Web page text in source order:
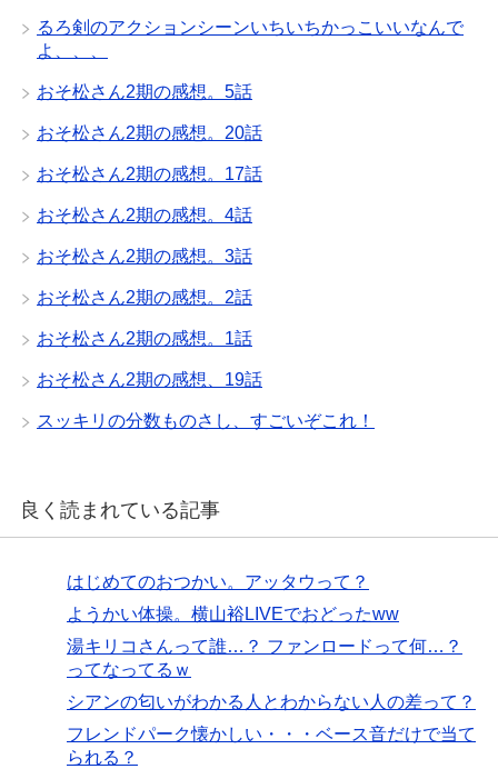
るろ剣のアクションシーンいちいちかっこいいなんで
よ、、、
おそ松さん2期の感想。5話
おそ松さん2期の感想。20話
おそ松さん2期の感想。17話
おそ松さん2期の感想。4話
おそ松さん2期の感想。3話
おそ松さん2期の感想。2話
おそ松さん2期の感想。1話
おそ松さん2期の感想、19話
スッキリの分数ものさし、すごいぞこれ！
良く読まれている記事
はじめてのおつかい。アッタウって？
ようかい体操。横山裕LIVEでおどったww
湯キリコさんって誰…？ ファンロードって何…？
ってなってるｗ
シアンの匂いがわかる人とわからない人の差って？
フレンドパーク懐かしい・・・ベース音だけで当て
られる？